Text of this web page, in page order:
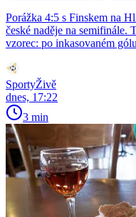
Porážka 4:5 s Finskem na
české naděje na semifinále.
vzorec: po inkasovaném
SportyŽivě
dnes, 17:22
3 min